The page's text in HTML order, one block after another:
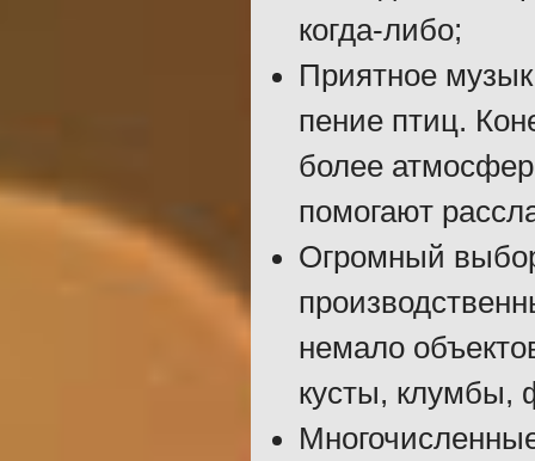
когда-либо;
Приятное
пение птиц.
более
помогают
Огромный
немало
кусты, клумбы,